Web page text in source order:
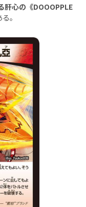
肝心の《DOOOPPLE
。